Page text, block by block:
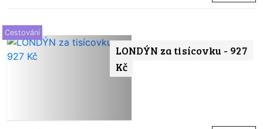
LONDÝN za tisícovku - 927
Kč
Cestování